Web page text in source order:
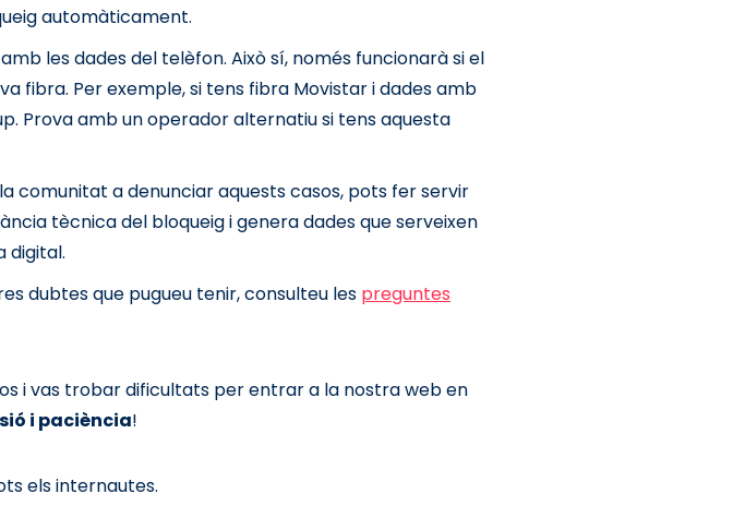
automàticament.
les dades del telèfon. Això sí, només funcionarà si el
fibra. Per exemple, si tens fibra Movistar i dades amb
Prova amb un operador alternatiu si tens aquesta
comunitat a denunciar aquests casos, pots fer servir
tècnica del bloqueig i genera dades que serveixen
digital.
dubtes que pugueu tenir, consulteu les preguntes
i vas trobar dificultats per entrar a la nostra web en
i paciència!
els internautes.